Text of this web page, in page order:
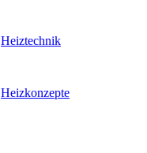
Heiztechnik
Heizkonzepte